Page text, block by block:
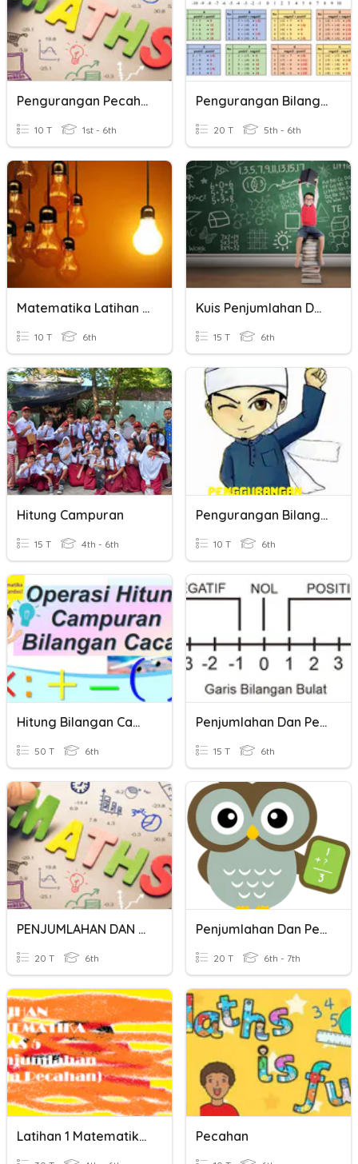
Pengurangan Pecahan Biasa Dan Campuran
10 T 1st - 6th
Pengurangan Bilangan Bulat Negatif
20 T 5th - 6th
Matematika Latihan Operasi Hitung Bilangan Campuran
10 T 6th
Kuis Penjumlahan Dan Pengurangan Bilangan Bulat
15 T 6th
Hitung Campuran
15 T 4th - 6th
Pengurangan Bilangan Desimal
10 T 6th
Hitung Bilangan Campuran
50 T 6th
Penjumlahan Dan Pengurangan Bilangan Bulat
15 T 6th
PENJUMLAHAN DAN PENGURANGAN BILANGAN BULAT
20 T 6th
Penjumlahan Dan Pengurangan Bilangan Bulat
20 T 6th - 7th
Latihan 1 Matematika Kelas 5 Menjumlahkan Dua Pecahan Pecahan